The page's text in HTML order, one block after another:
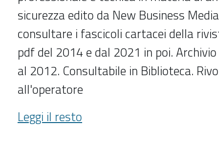
sicurezza edito da New Business
consultare i fascicoli cartacei della
pdf del 2014 e dal 2021 in poi.
al 2012. Consultabile in Biblioteca.
all'operatore
Ambiente
&
Leggi il resto